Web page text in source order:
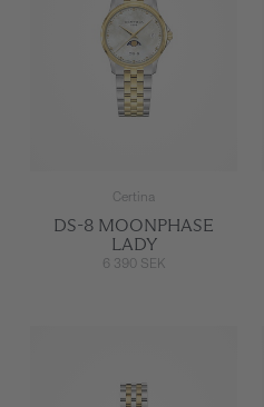
Certina
DS-8 MOONPHASE
LADY
6 390 SEK